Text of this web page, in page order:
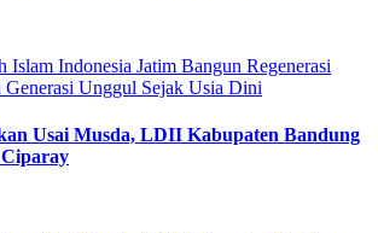
Usai Musda, LDII Kabupaten Bandung